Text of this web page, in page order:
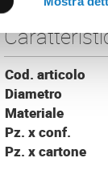
Cod. articolo
Diametro
Materiale
Pz. x conf.
Pz. x cartone